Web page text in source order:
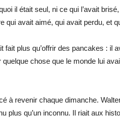
il était seul, ni ce qui l’avait
qui avait aimé, qui avait perdu, et
fait plus qu’offrir des pancakes : il
quelque chose que le monde lui
à revenir chaque dimanche.
plus qu’un inconnu. Il riait aux